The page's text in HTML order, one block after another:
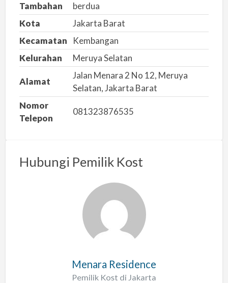
Tambahan
berdua
Kota
Jakarta Barat
Kecamatan
Kembangan
Kelurahan
Meruya Selatan
Alamat
Jalan Menara 2 No 12, Meruya
Selatan, Jakarta Barat
Nomor
Telepon
081323876535
Hubungi Pemilik Kost
Menara Residence
Pemilik Kost di Jakarta